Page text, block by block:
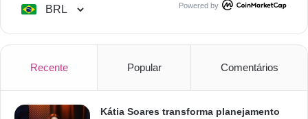
Powered by
Recente Popular Comentários
Kátia Soares transforma planejamento